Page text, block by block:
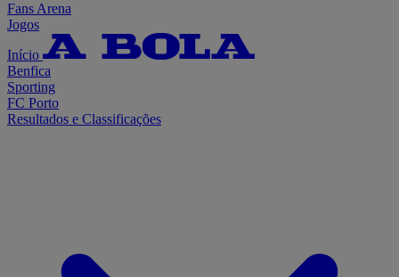
Fans Arena
Jogos
Início
Benfica
Sporting
FC Porto
Resultados e Classificações